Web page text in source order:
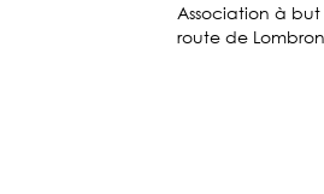
Association à but
route de